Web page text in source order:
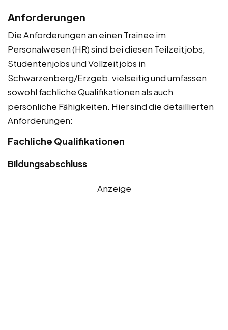
Anforderungen
Die Anforderungen an einen Trainee im
Personalwesen (HR) sind bei diesen Teilzeitjobs,
Studentenjobs und Vollzeitjobs in
Schwarzenberg/Erzgeb. vielseitig und umfassen
sowohl fachliche Qualifikationen als auch
persönliche Fähigkeiten. Hier sind die detaillierten
Anforderungen:
Fachliche Qualifikationen
Bildungsabschluss
Anzeige